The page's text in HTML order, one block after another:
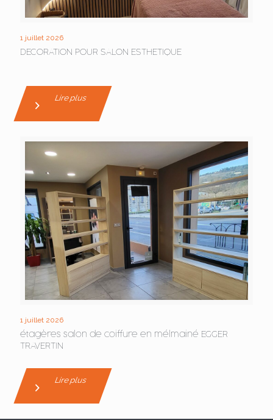
1 juillet 2026
DECORATION POUR SALON ESTHETIQUE
Lire plus
1 juillet 2026
étagères salon de coiffure en mélmainé EGGER
TRAVERTIN
Lire plus